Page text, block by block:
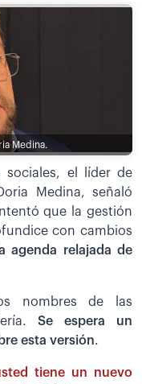
Medina.
sociales, el líder de
Medina, señaló
que la gestión
con cambios
agenda relajada de
nombres de las
Se espera un
esta versión.
tiene un nuevo